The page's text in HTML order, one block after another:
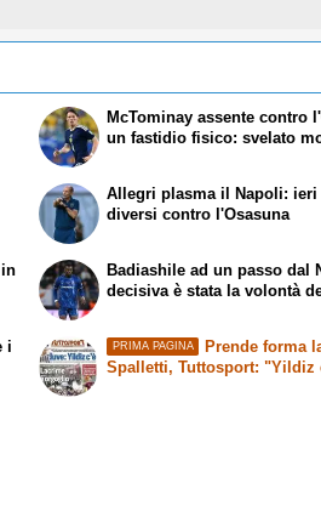
McTominay assente contro
un fastidio fisico: svelato
Allegri plasma il Napoli: ieri
diversi contro l'Osasuna
i
Badiashile ad un passo dal
decisiva è stata la volontà
PRIMA PAGINA
Prende forma
Spalletti, Tuttosport: "Yildiz